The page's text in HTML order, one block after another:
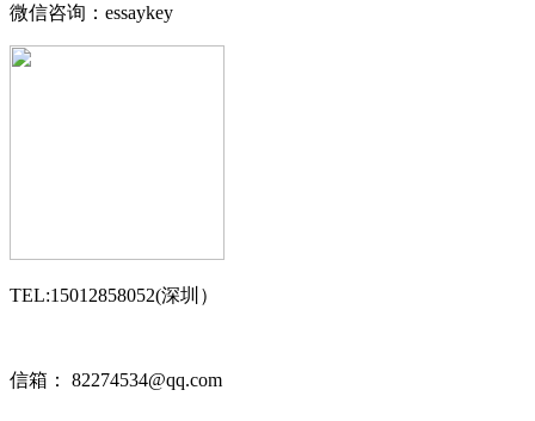
微信咨询：essaykey
TEL:15012858052(深圳）
信箱： 82274534@qq.com